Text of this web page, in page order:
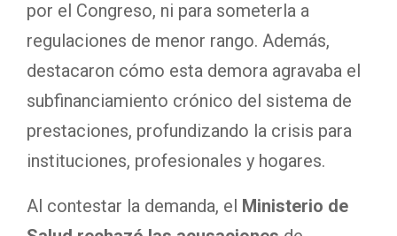
por el Congreso, ni para someterla a
regulaciones de menor rango. Además,
destacaron cómo esta demora agravaba el
subfinanciamiento crónico del sistema de
prestaciones, profundizando la crisis para
instituciones, profesionales y hogares.
Al contestar la demanda, el Ministerio de